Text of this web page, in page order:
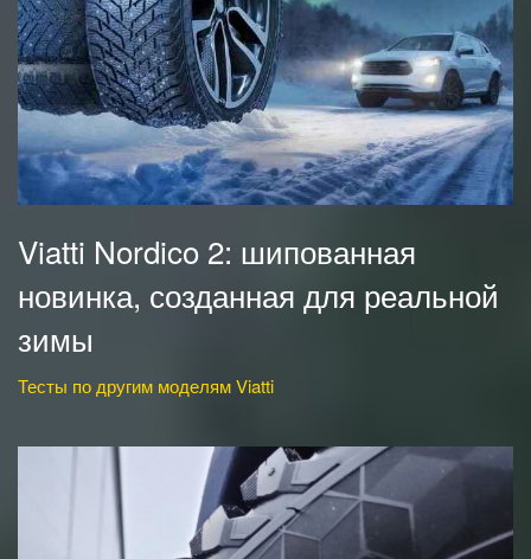
Viatti Nordico 2: шипованная
новинка, созданная для реальной
зимы
Тесты по другим моделям Viatti